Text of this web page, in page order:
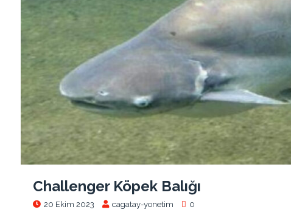
Challenger Köpek Balığı
20 Ekim 2023 cagatay-yonetim 0